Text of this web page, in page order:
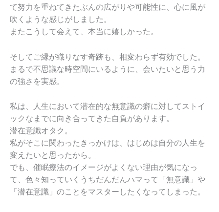
て努力を重ねてきたぶんの広がりや可能性に、心に風が
吹くような感じがしました。
またこうして会えて、本当に嬉しかった。
そしてご縁が織りなす奇跡も、相変わらず有効でした。
まるで不思議な時空間にいるように、会いたいと思う力
の強さを実感。
私は、人生において潜在的な無意識の癖に対してストイ
ックなまでに向き合ってきた自負があります。
潜在意識オタク。
私がそこに関わったきっかけは、はじめは自分の人生を
変えたいと思ったから。
でも、催眠療法のイメージがよくない理由が気になっ
て、色々知っていくうちだんだんハマって「無意識」や
「潜在意識」のことをマスターしたくなってしまった。